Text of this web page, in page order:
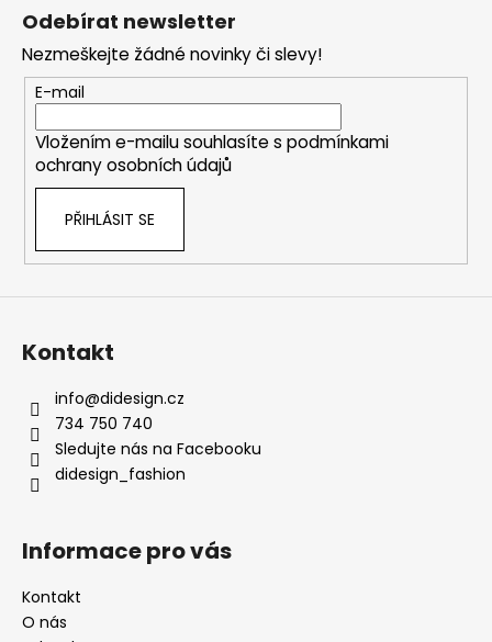
Odebírat newsletter
Nezmeškejte žádné novinky či slevy!
E-mail
Vložením e-mailu souhlasíte s podmínkami
ochrany osobních údajů
PŘIHLÁSIT SE
Kontakt
info@didesign.cz
734 750 740
Sledujte nás na Facebooku
didesign_fashion
Informace pro vás
Kontakt
O nás